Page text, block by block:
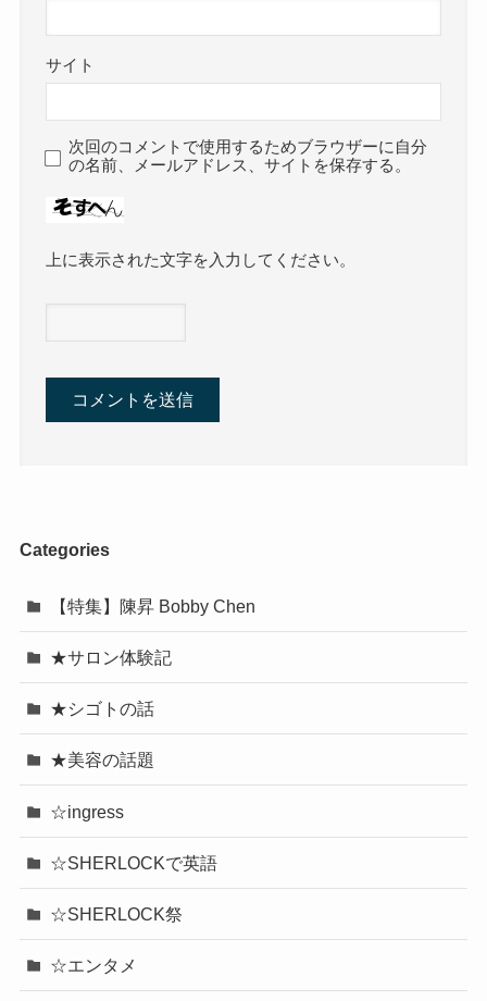
サイト
次回のコメントで使用するためブラウザーに自分
の名前、メールアドレス、サイトを保存する。
上に表示された文字を入力してください。
Categories
【特集】陳昇 Bobby Chen
★サロン体験記
★シゴトの話
★美容の話題
☆ingress
☆SHERLOCKで英語
☆SHERLOCK祭
☆エンタメ